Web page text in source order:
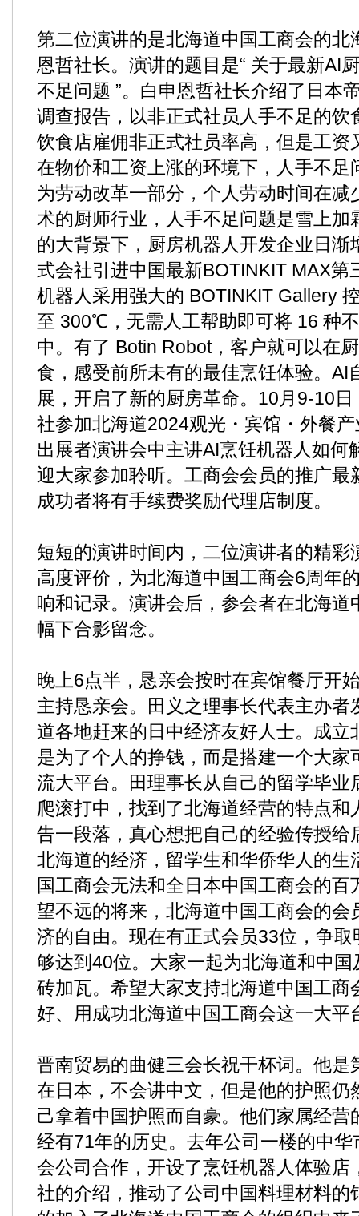
第二位演讲的是北海道中国工商会的北
恩哲社长。演讲的题目是“ 关于最新AI
不足问题 ”。白申恩哲社长介绍了日本
调查报告，以非正式社员人手不足的饮
饮食店雇佣非正式社员率高，但是工资
在物价和工资上涨的环境下，人手不足
为劳动改革一部分，个人劳动时间在减
术的厨师行业，人手不足问题是雪上加
的大背景下，厨房机器人开发企业日渐
式会社引进中国最新BOTINKIT MAX第
机器人采用强大的 BOTINKIT Gallery
至 300℃，无需人工帮助即可将 16 种
中。有了 Botin Robot，客户就可以在
食，感受前所未有的最佳烹饪体验。AI
展，开启了新的厨房革命。10月9-10
社参加北海道2024观光・宾馆・外餐
出展者演讲会中主讲AI烹饪机器人如何
迎大家参加聆听。工商会会员的推广最
成功者将有手续费奖励代理店制度。
短短的演讲时间内，二位演讲者的精彩
高度评价，为北海道中国工商会6周年
响和记录。演讲会后，参会者在北海道
幅下合影留念。
晚上6点半，恳亲会按时在宾馆餐厅开
主持恳亲会。田义之理事长代表主办者
道各地赶来的日中经济友好人士。成立
是为了个人的挣钱，而是搭建一个大家
流大平台。田理事长从自己的留学毕业
爬滚打中，找到了北海道经营的特点和
告一段落，真心想把自己的经验传授给
北海道的经济，留学生和华侨华人的生
国工商会无法和全日本中国工商会的百
望不远的将来，北海道中国工商会的会
济的自由。现在有正式会员33位，争
够达到40位。大家一起为北海道和中
砖加瓦。希望大家支持北海道中国工商
好、用成功北海道中国工商会这一大平
晋南贸易的曲健三会长祝干杯词。他是
在日本，不会讲中文，但是他的护照仍
己拿着中国护照而自豪。他们家属经营
经有71年的历史。去年公司一楼的中
会公司合作，开设了烹饪机器人体验店
社的介绍，推动了公司中国料理材料的